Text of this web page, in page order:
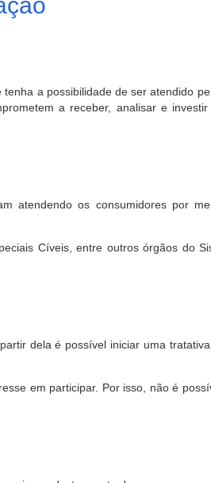
a possibilidade de ser atendido
a receber, analisar e
atendendo os consumidores por
Cíveis, entre outros órgãos do
dela é possível iniciar uma
em participar. Por isso, não é